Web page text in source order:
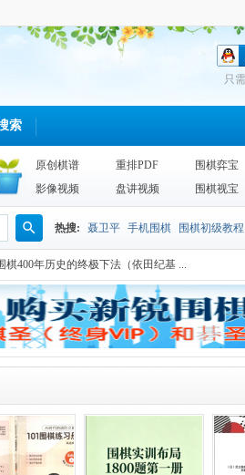
只
索
原创棋谱 重排PDF
围棋弈宝
影像视频
盘讲视频 围棋视宝
搜
索
热搜: 聂卫平 手机围棋 围棋初级教程
围棋天地2013 李昌镐 死活
棋400年历史的终极下法（依田纪基 ...